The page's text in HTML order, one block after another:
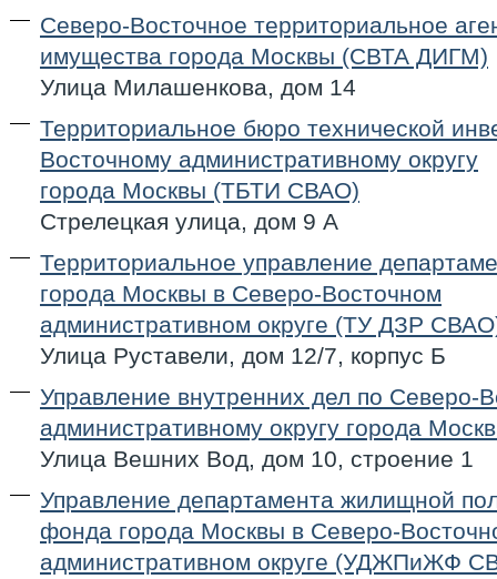
Северо-Восточное территориальное
имущества города Москвы (СВТА ДИГМ)
Улица Милашенкова, дом 14
Территориальное бюро технической
Восточному административному округу
города Москвы (ТБТИ СВАО)
Стрелецкая улица, дом 9 А
Территориальное управление
города Москвы в Северо-Восточном
административном округе (ТУ ДЗР
Улица Руставели, дом 12/7, корпус Б
Управление внутренних дел по Северо-
административному округу города
Улица Вешних Вод, дом 10, строение 1
Управление департамента жилищной
фонда города Москвы в Северо-
административном округе (УДЖПиЖФ